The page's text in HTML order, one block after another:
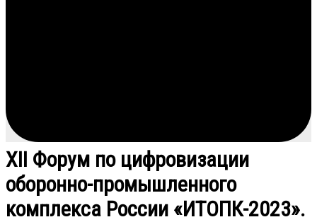
XII Форум по цифровизации
оборонно-промышленного
комплекса России «ИТОПК-2023».